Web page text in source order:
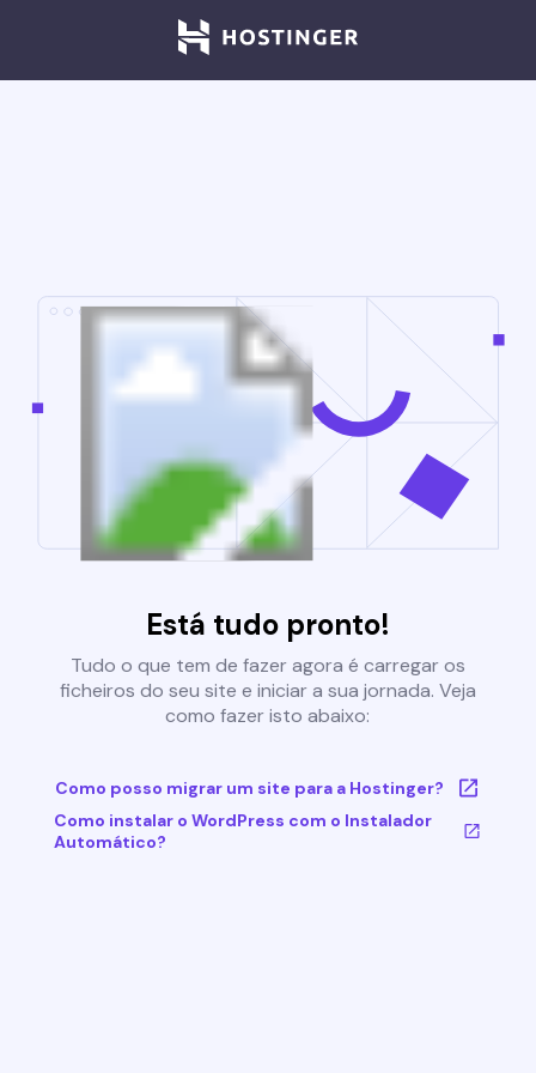
Está tudo pronto!
Tudo o que tem de fazer agora é carregar os
ficheiros do seu site e iniciar a sua jornada. Veja
como fazer isto abaixo:
Como posso migrar um site para a Hostinger?
Como instalar o WordPress com o Instalador
Automático?